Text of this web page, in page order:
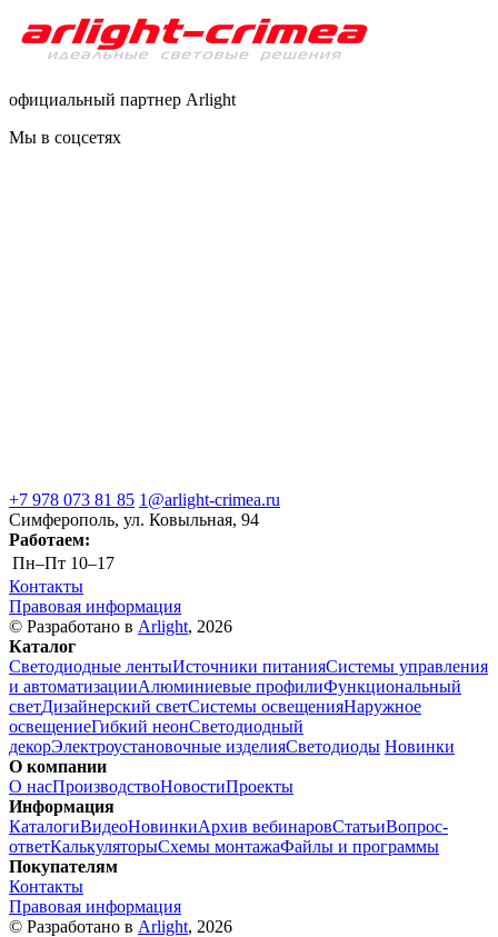
официальный партнер Arlight
Мы в соцсетях
+7 978 073 81 85 1@arlight-crimea.ru
Симферополь, ул. Ковыльная, 94
Работаем:
Пн–Пт 10–17
Контакты
Правовая информация
© Разработано в Arlight, 2026
Каталог
Светодиодные лентыИсточники питанияСистемы управления
и автоматизацииАлюминиевые профилиФункциональный
светДизайнерский светСистемы освещенияНаружное
освещениеГибкий неонСветодиодный
декорЭлектроустановочные изделияСветодиоды Новинки
О компании
О насПроизводствоНовостиПроекты
Информация
КаталогиВидеоНовинкиАрхив вебинаровСтатьиВопрос-
ответКалькуляторыСхемы монтажаФайлы и программы
Покупателям
Контакты
Правовая информация
© Разработано в Arlight, 2026